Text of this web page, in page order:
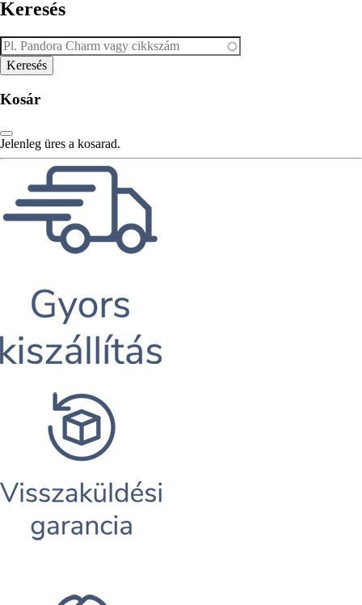
Keresés
Kosár
Jelenleg üres a kosarad.